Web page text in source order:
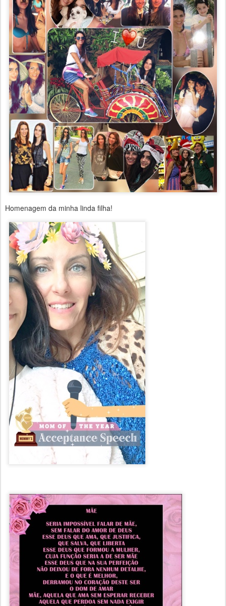
Homenagem da minha linda filha!